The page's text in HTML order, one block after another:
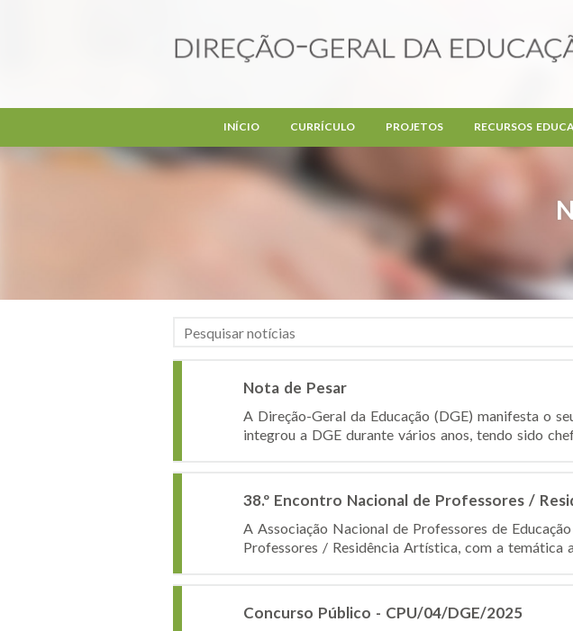
INÍCIO CURRÍCULO PROJETOS RECURSOS
Nota de Pesar
A Direção-Geral da Educação (DGE) manifesta o
integrou a DGE durante vários anos, tendo sido
38.º Encontro Nacional de Professores /
A Associação Nacional de Professores de
Professores / Residência Artística, com a temática
Concurso Público - CPU/04/DGE/2025